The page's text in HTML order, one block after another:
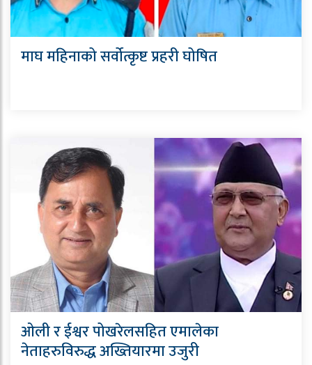
माघ महिनाको सर्वोत्कृष्ट प्रहरी घोषित
ओली र ईश्वर पोखरेलसहित एमालेका
नेताहरुविरुद्ध अख्तियारमा उजुरी